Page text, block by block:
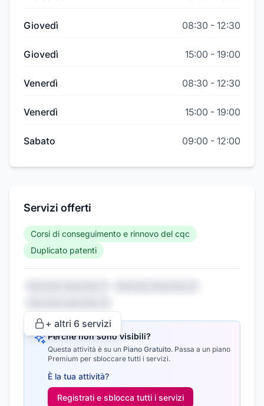
Giovedì 08:30 - 12:30
Giovedì 15:00 - 19:00
Venerdì 08:30 - 12:30
Venerdì 15:00 - 19:00
Sabato 09:00 - 12:00
Servizi offerti
Corsi di conseguimento e rinnovo del cqc
Duplicato patenti
+ altri 6 servizi
Perché non sono visibili?
Questa attività è su un Piano Gratuito. Passa a un piano
Premium per sbloccare tutti i servizi.
È la tua attività?
Registrati e sblocca tutti i servizi